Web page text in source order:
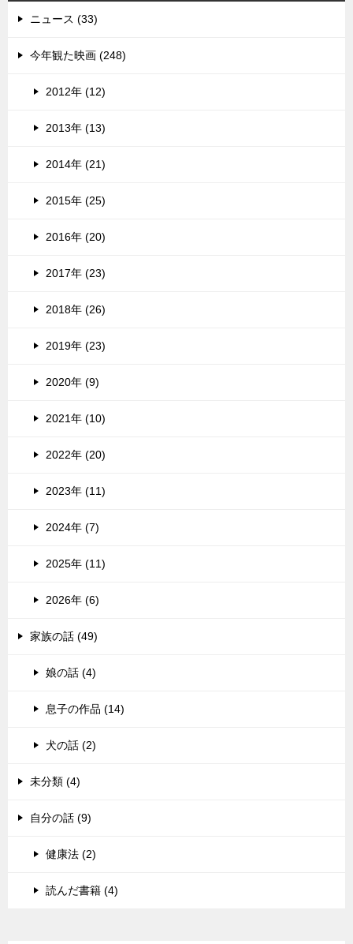
ニュース (33)
今年観た映画 (248)
2012年 (12)
2013年 (13)
2014年 (21)
2015年 (25)
2016年 (20)
2017年 (23)
2018年 (26)
2019年 (23)
2020年 (9)
2021年 (10)
2022年 (20)
2023年 (11)
2024年 (7)
2025年 (11)
2026年 (6)
家族の話 (49)
娘の話 (4)
息子の作品 (14)
犬の話 (2)
未分類 (4)
自分の話 (9)
健康法 (2)
読んだ書籍 (4)